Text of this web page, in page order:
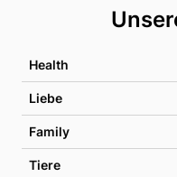
Health
Liebe
Family
Tiere